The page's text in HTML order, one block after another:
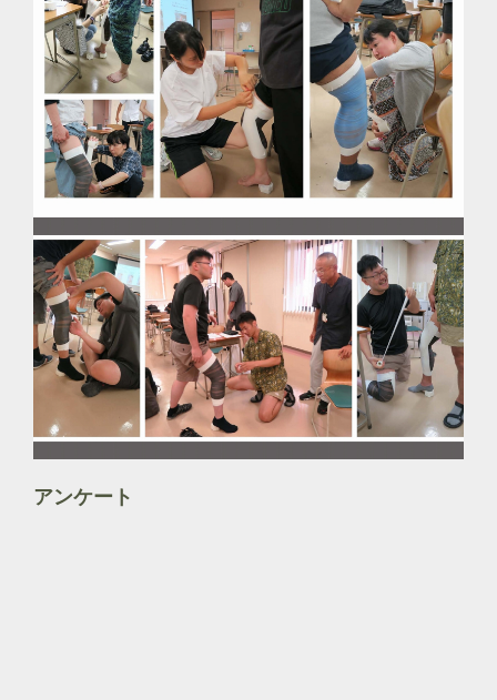
アンケート